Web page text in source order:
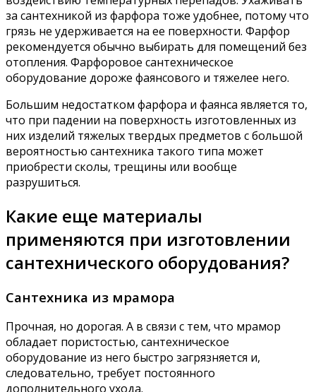
за сантехникой из фарфора тоже удобнее, потому что
грязь не удерживается на ее поверхности. Фарфор
рекомендуется обычно выбирать для помещений без
отопления. Фарфоровое сантехническое
оборудование дороже фаянсового и тяжелее него.
Большим недостатком фарфора и фаянса является то,
что при падении на поверхность изготовленных из
них изделий тяжелых твердых предметов с большой
вероятностью сантехника такого типа может
приобрести сколы, трещины или вообще
разрушиться.
Какие еще материалы
применяются при изготовлении
сантехнического оборудования?
Сантехника из мрамора
Прочная, но дорогая. А в связи с тем, что мрамор
обладает пористостью, сантехническое
оборудование из него быстро загрязняется и,
следовательно, требует постоянного
дополнительного ухода.